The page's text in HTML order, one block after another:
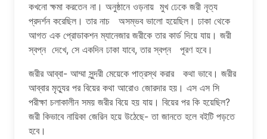
কখনো ক্ষমা করতেন না। অনুষ্ঠানে ওড়নায় মুখ ঢেকে জরী নৃত্য
প্রদর্শন করেছিল। তার নাচ অসম্ভব ভালো হয়েছিল। ঢাকা থেকে
আগত এক প্রোডাকশন ম্যানেজার জরীকে তার কার্ড দিয়ে যায়। জরী
স্বপ্ন দেখে, সে একদিন ঢাকা যাবে, তার স্বপ্ন পূরণ হবে।
জরীর আব্বা- আম্মা সুন্দরী মেয়েকে পাত্রস্থ করার কথা ভাবে। জরীর
আব্বার মৃত্যুর পর বিয়ের কথা আরোও জোরদার হয়। এস এস সি
পরীক্ষা চলাকালীন সময় জরীর বিয়ে হয় যায়। বিয়ের পর কি হয়েছিল?
জরী কিভাবে নায়িকা জেরিন হয়ে উঠেছে- তা জানতে হলে বইটি পড়তে
হবে।